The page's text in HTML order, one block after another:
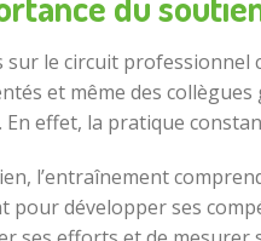
sur le circuit professionnel
et même des
En effet, la pratique
l’entraînement
pour développer ses